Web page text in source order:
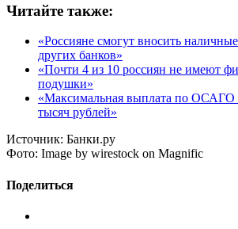
Читайте также:
«Россияне смогут вносить
других банков»
«Почти 4 из 10 россиян не имеют
подушки»
«Максимальная выплата по ОСАГО
тысяч рублей»
Источник: Банки.ру
Фото: Image by wirestock on Magnific
Поделиться